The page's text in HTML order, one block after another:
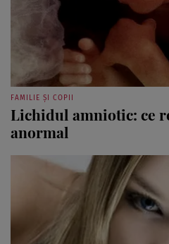
FAMILIE ȘI COPII
Lichidul amniotic: ce
anormal